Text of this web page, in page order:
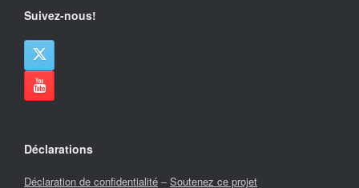
Suivez-nous!
Déclarations
Déclaration de confidentialité –Soutenez ce projet